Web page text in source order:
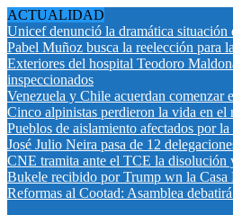
ACTUALIDAD
Unicef denunció la dramática situación
Pabel Muñoz busca la reelección para
Exteriores del hospital Teodoro
inspeccionados
Venezuela y Chile acuerdan comenzar
Cinco alpinistas perdieron la vida en el
Pueblos de aislamiento afectados por
José Julio Neira pasa de 12
CNE tramita ante el TCE la disolución
Bukele recibido por Trump wn la Casa
Reformas al Cootad: Asamblea